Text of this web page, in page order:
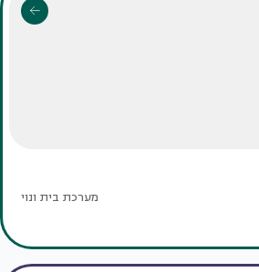
מערכת בית ונוי